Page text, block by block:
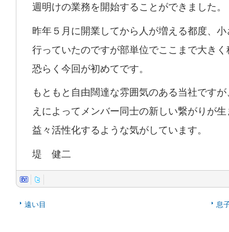
週明けの業務を開始することができました。
昨年５月に開業してから人が増える都度、
行っていたのですが部単位でここまで大き
恐らく今回が初めてです。
もともと自由闊達な雰囲気のある当社です
えによってメンバー同士の新しい繋がりが
益々活性化するような気がしています。
堤 健二
遠い目 息